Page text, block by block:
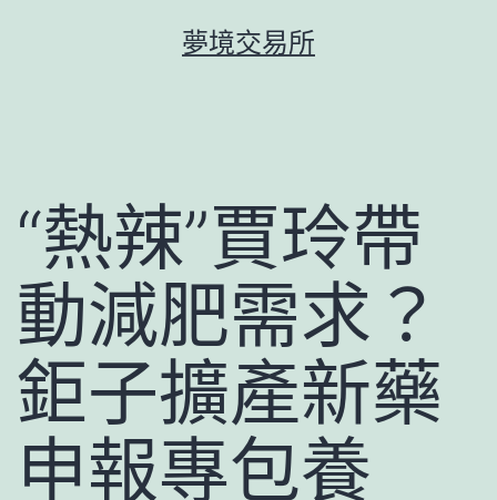
夢境交易所
“熱辣”賈玲帶
動減肥需求？
鉅子擴產新藥
申報專包養